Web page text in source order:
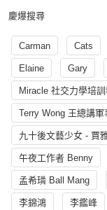
慶爆搜尋
Carman Cats
Elaine Gary
Miracle 社交力學培
Terry Wong 王總講
九十後文藝少女 - 賈
午夜工作者 Benny
孟希璘 Ball Mang
李錦鴻 李鑑峰